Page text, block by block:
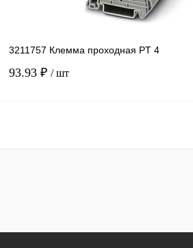
3211757 Клемма проходная PT 4
93.93 ₽ / шт